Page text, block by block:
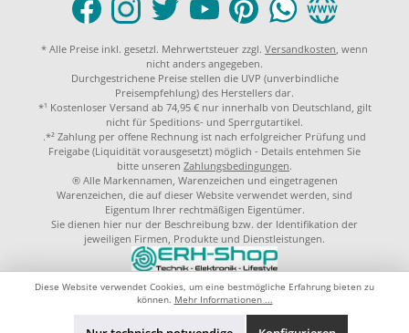
* Alle Preise inkl. gesetzl. Mehrwertsteuer zzgl. Versandkosten, wenn
nicht anders angegeben.
Durchgestrichene Preise stellen die UVP (unverbindliche
Preisempfehlung) des Herstellers dar.
*¹ Kostenloser Versand ab 74,95 € nur innerhalb von Deutschland, gilt
nicht für Speditions- und Sperrgutartikel.
.*² Zahlung per offene Rechnung ist nach erfolgreicher Prüfung und
Freigabe (Liquidität vorausgesetzt) möglich - Details entehmen Sie
bitte unseren Zahlungsbedingungen.
® Alle Markennamen, Warenzeichen und eingetragenen
Warenzeichen, die auf dieser Website verwendet werden, sind
Eigentum Ihrer rechtmäßigen Eigentümer.
Sie dienen hier nur der Beschreibung bzw. der Identifikation der
jeweiligen Firmen, Produkte und Dienstleistungen.
Diese Website verwendet Cookies, um eine bestmögliche Erfahrung bieten zu
können. Mehr Informationen ...